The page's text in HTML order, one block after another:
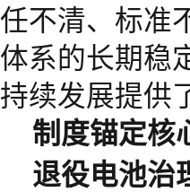
任不清、标准
体系的长期稳
持续发展提供
制度锚定核
退役电池治